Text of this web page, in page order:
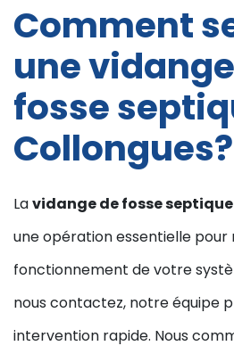
Comment
une
fosse
Collongues?
Lavidange de fosse
une opération essentielle
fonctionnement de votre
nous contactez, notre équipe
intervention rapide. Nous